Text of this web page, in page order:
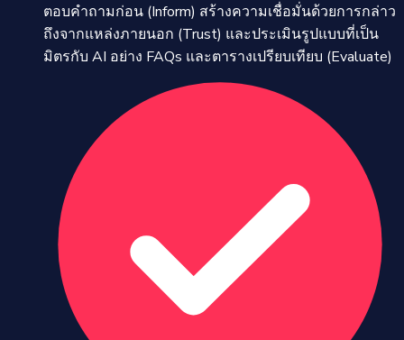
ตอบคำถามก่อน (Inform) สร้างความเชื่อมั่นด้วยการกล่าว
ถึงจากแหล่งภายนอก (Trust) และประเมินรูปแบบที่เป็น
มิตรกับ AI อย่าง FAQs และตารางเปรียบเทียบ (Evaluate)